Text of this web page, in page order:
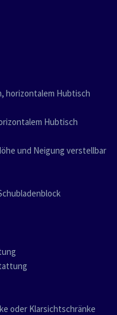
horizontalem Hubtisch
Hubtisch
und Neigung verstellbar
oder Klarsichtschränke